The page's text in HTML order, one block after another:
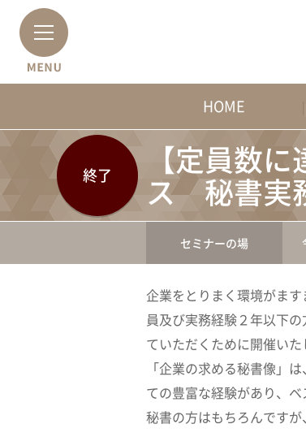
HOME
【定員数
ス 秘書実
終了
セミナーの場
企業をとりまく環境がま
員及び実務経験２年以下
ていただくために開催いた
「企業の求める秘書像」
ての豊富な経験があり、
秘書の方はもちろんです